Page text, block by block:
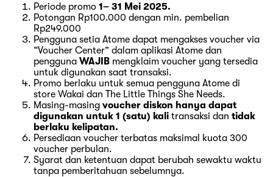
Periode promo 1– 31 Mei 2025.
Potongan Rp100.000 dengan min. pembelian
Rp249.000
Pengguna setia Atome dapat mengakses voucher via
“Voucher Center” dalam aplikasi Atome dan
pengguna WAJIB mengklaim voucher yang tersedia
untuk digunakan saat transaksi.
Promo berlaku untuk semua pengguna Atome di
store Wakai dan The Little Things She Needs.
Masing-masing voucher diskon hanya dapat
digunakan untuk 1 (satu) kali transaksi dan tidak
berlaku kelipatan.
Persediaan voucher terbatas maksimal kuota 300
voucher perbulan.
Syarat dan ketentuan dapat berubah sewaktu waktu
tanpa pemberitahuan sebelumnya.